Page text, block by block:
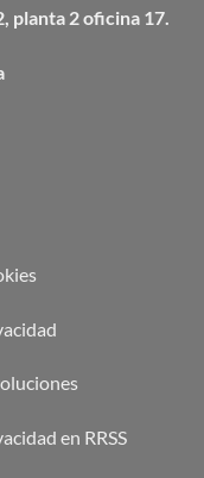
planta 2 oficina 17.
en RRSS